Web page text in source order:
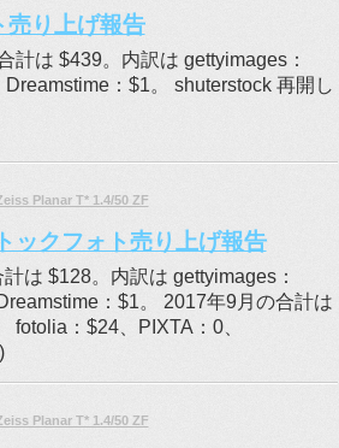
り上げ報告
計は $439。内訳は gettyimages：
：$1。 shuterstock 再開し
Planar T* 1.4/50 ZF
ックフォト売り上げ報告
は $128。内訳は gettyimages：
：$1。 2017年9月の合計は
fotolia：$24、PIXTA：0、
Planar T* 1.4/50 ZF